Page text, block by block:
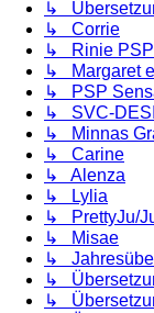
↳
↳ Corrie
↳ Rinie PSP
↳ Margaret
↳ PSP
↳ SVC-
↳ Minnas
↳ Carine
↳ Alenza
↳ Lylia
↳ PrettyJu/
↳ Misae
↳
↳
↳